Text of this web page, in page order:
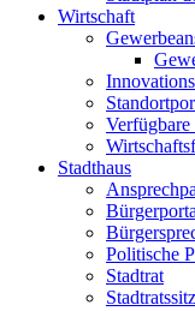
Wirtschaft
Verfügbare
Stadthaus
Politische
Stadtrat